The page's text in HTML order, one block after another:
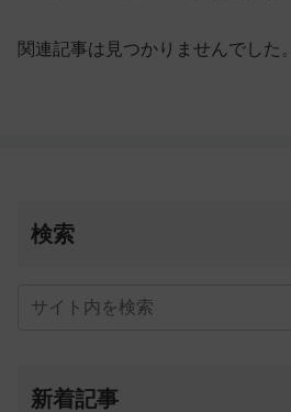
関連記事は見つかりませんでした。
検索
新着記事